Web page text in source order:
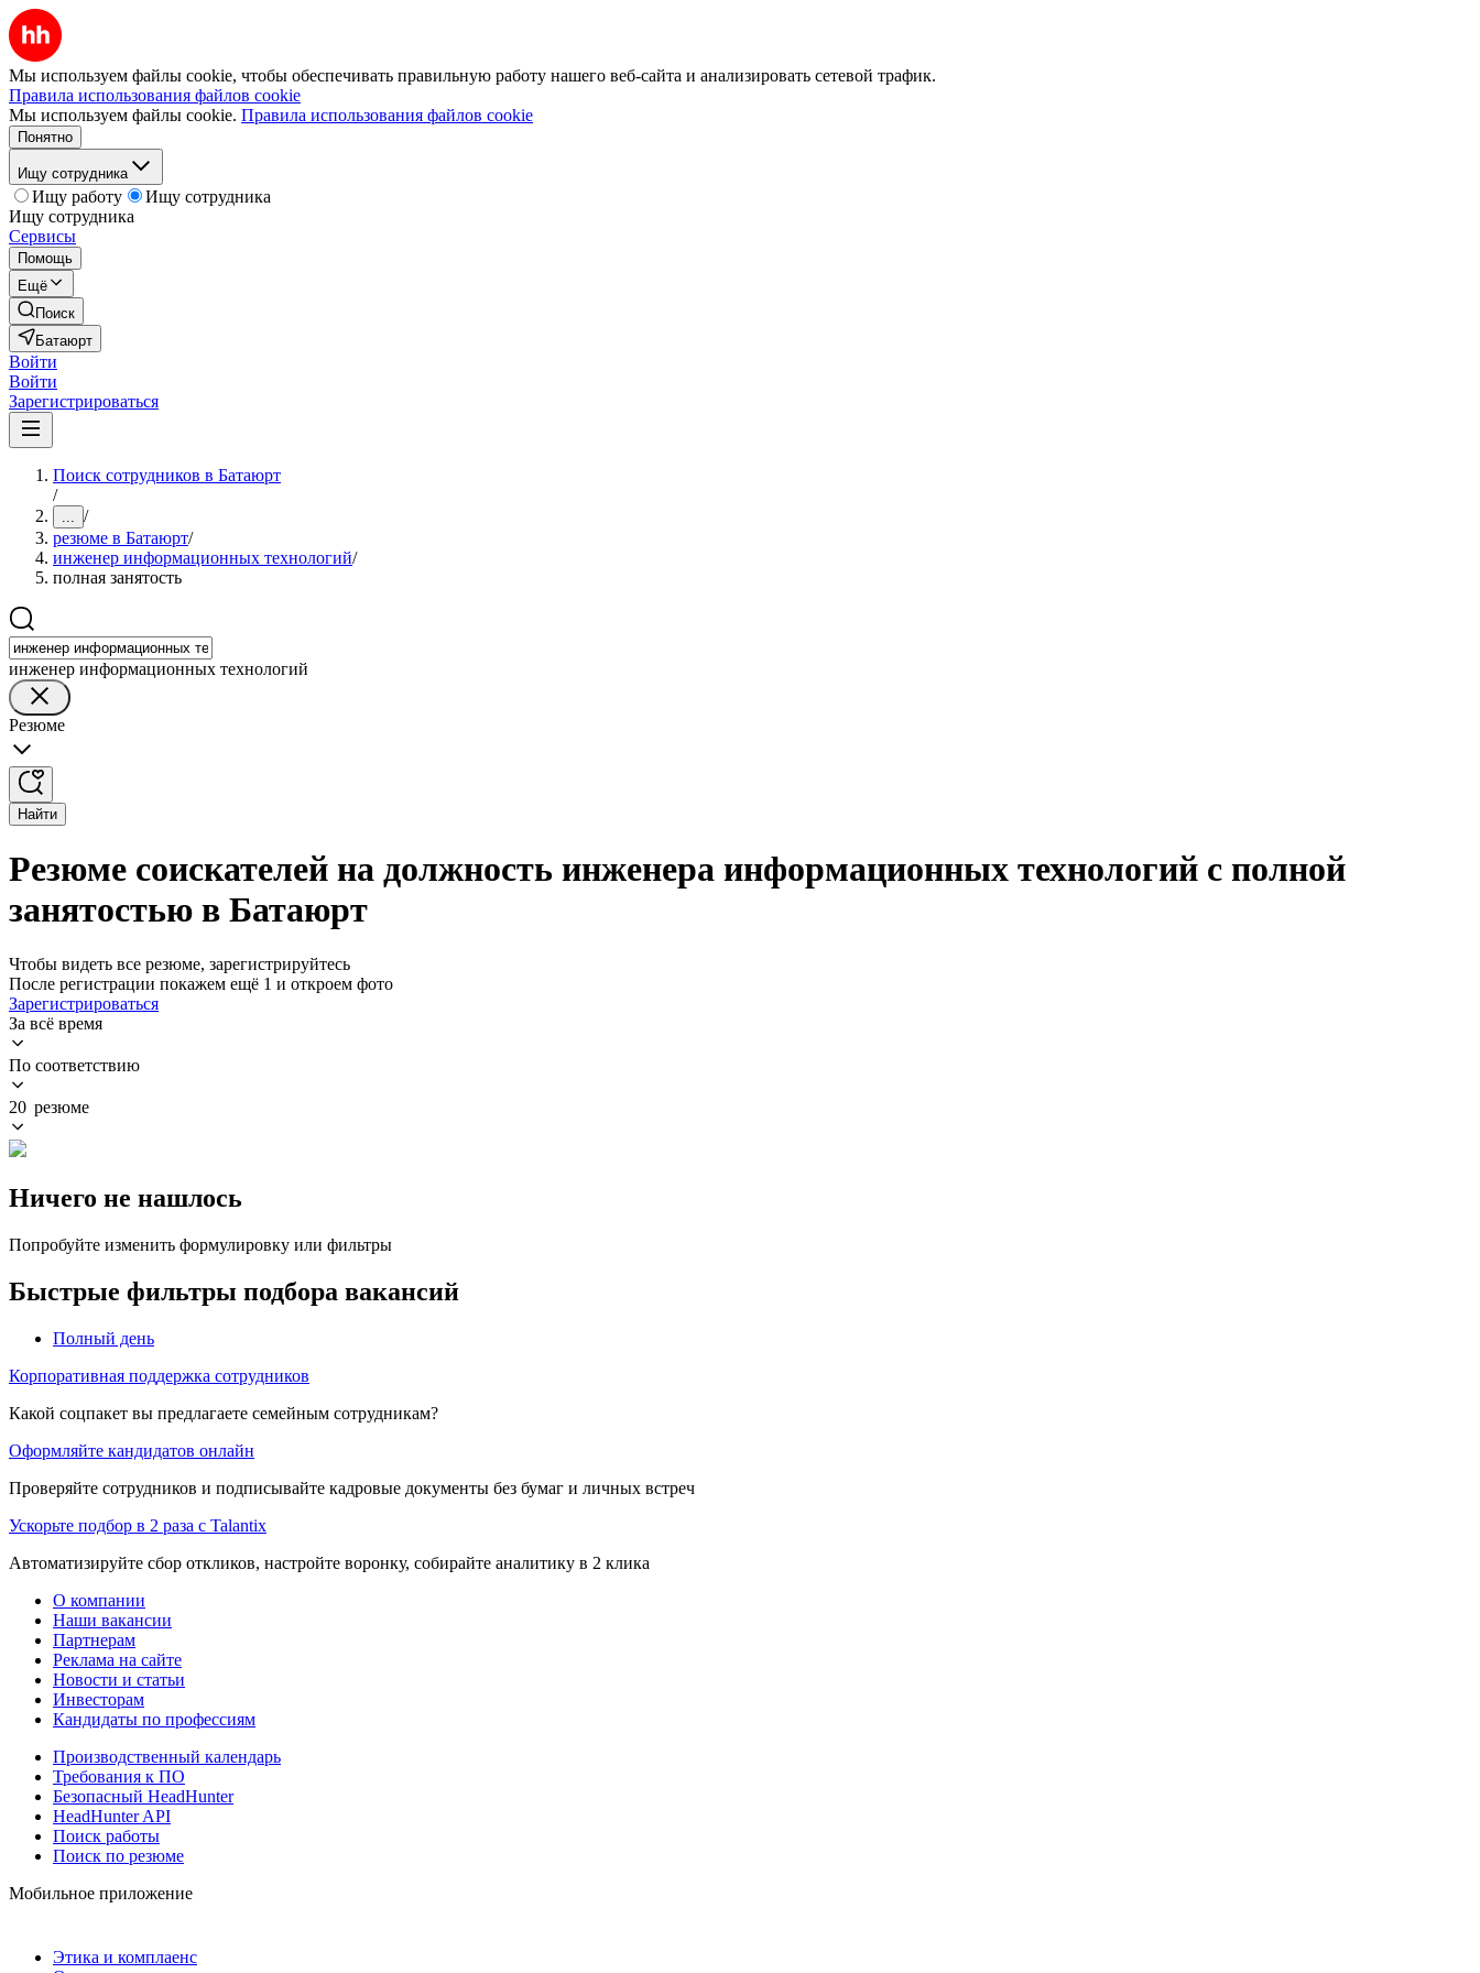
Мы используем файлы cookie, чтобы обеспечивать правильную работу нашего веб-сайта и анализировать сетевой трафик.
Правила использования файлов cookie
Мы используем файлы cookie. Правила использования файлов cookie
Понятно
Ищу сотрудника
Ищу работу
Ищу сотрудника
Ищу сотрудника
Сервисы
Помощь
Ещё
Поиск
Батаюрт
Войти
Войти
Зарегистрироваться
Поиск сотрудников в Батаюрт
/
... /
резюме в Батаюрт/
инженер информационных технологий/
полная занятость
инженер информационных технологий
Резюме
Найти
Резюме соискателей на должность инженера информационных технологий с полной
занятостью в Батаюрт
Чтобы видеть все резюме, зарегистрируйтесь
После регистрации покажем ещё 1 и откроем фото
Зарегистрироваться
За всё время
По соответствию
20 резюме
Ничего не нашлось
Попробуйте изменить формулировку или фильтры
Быстрые фильтры подбора вакансий
Полный день
Корпоративная поддержка сотрудников
Какой соцпакет вы предлагаете семейным сотрудникам?
Оформляйте кандидатов онлайн
Проверяйте сотрудников и подписывайте кадровые документы без бумаг и личных встреч
Ускорьте подбор в 2 раза с Talantix
Автоматизируйте сбор откликов, настройте воронку, собирайте аналитику в 2 клика
О компании
Наши вакансии
Партнерам
Реклама на сайте
Новости и статьи
Инвесторам
Кандидаты по профессиям
Производственный календарь
Требования к ПО
Безопасный HeadHunter
HeadHunter API
Поиск работы
Поиск по резюме
Мобильное приложение
Этика и комплаенс